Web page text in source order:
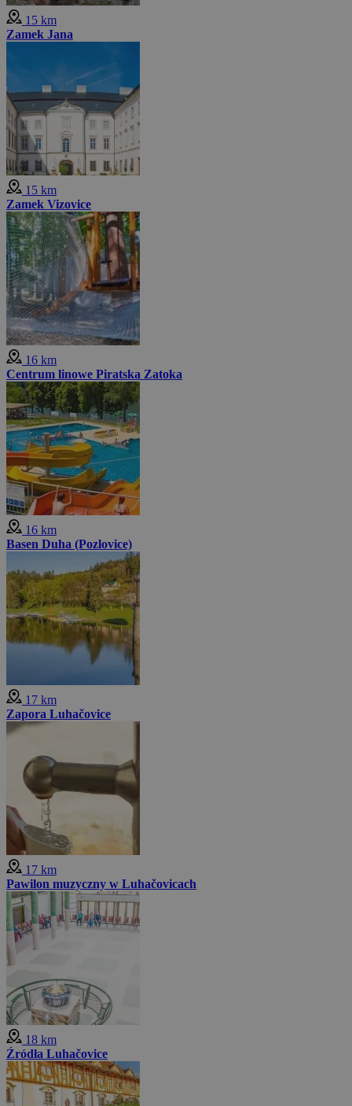
15 km
Zamek Jana
15 km
Zamek Vizovice
16 km
Centrum linowe Piratska Zatoka
16 km
Basen Duha (Pozlovice)
17 km
Zapora Luhačovice
17 km
Pawilon muzyczny w Luhačovicach
18 km
Źródła Luhačovice